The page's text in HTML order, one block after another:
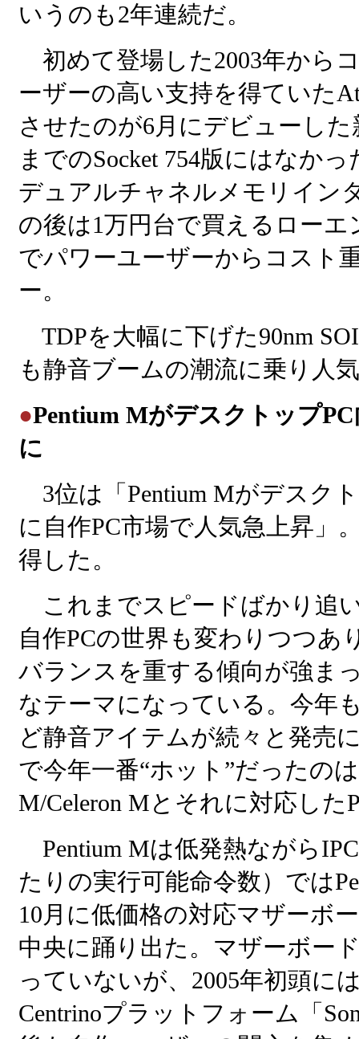
いうのも2年連続だ。
初めて登場した2003年から
ーザーの高い支持を得ていた
させたのが6月にデビューした
までのSocket 754版にはなか
デュアルチャネルメモリイン
の後は1万円台で買えるロー
でパワーユーザーからコスト
ー。
TDPを大幅に下げた90nm
も静音ブームの潮流に乗り人
●Pentium Mがデスクトップ
に
3位は「Pentium Mがデスク
に自作PC市場で人気急上昇」
得した。
これまでスピードばかり追
自作PCの世界も変わりつつ
バランスを重する傾向が強ま
なテーマになっている。今年
ど静音アイテムが続々と発売
で今年一番“ホット”だったの
M/Celeron Mとそれに対応し
Pentium Mは低発熱ながら
たりの実行可能命令数）では
10月に低価格の対応マザーボ
中央に踊り出た。マザーボー
っていないが、2005年初頭に
Centrinoプラットフォーム「